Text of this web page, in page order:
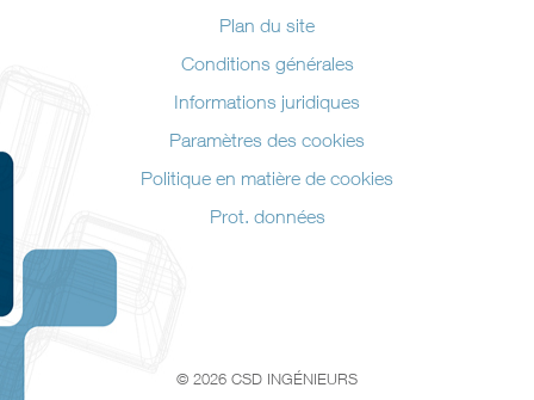
Plan du site
Conditions générales
Informations juridiques
Paramètres des cookies
Politique en matière de cookies
Prot. données
© 2026 CSD INGÉNIEURS